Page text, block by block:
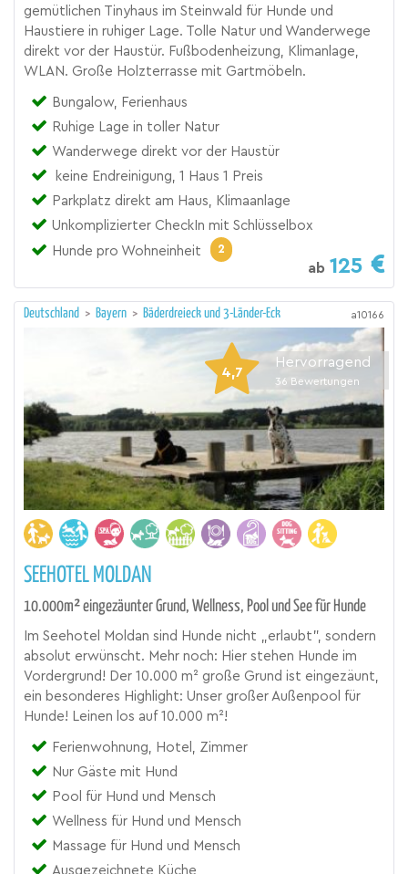
gemütlichen Tinyhaus im Steinwald für Hunde und
Haustiere in ruhiger Lage. Tolle Natur und Wanderwege
direkt vor der Haustür. Fußbodenheizung, Klimanlage,
WLAN. Große Holzterrasse mit Gartmöbeln.
Bungalow, Ferienhaus
Ruhige Lage in toller Natur
Wanderwege direkt vor der Haustür
keine Endreinigung, 1 Haus 1 Preis
Parkplatz direkt am Haus, Klimaanlage
Unkomplizierter CheckIn mit Schlüsselbox
Hunde pro Wohneinheit
2
ab 125
Deutschland > Bayern > Bäderdreieck und 3-Länder-Eck a10166
4,7
Hervorragend
36 Bewertungen
SEEHOTEL MOLDAN
10.000m² eingezäunter Grund, Wellness, Pool und See für Hunde
Im Seehotel Moldan sind Hunde nicht „erlaubt", sondern
absolut erwünscht. Mehr noch: Hier stehen Hunde im
Vordergrund! Der 10.000 m² große Grund ist eingezäunt,
ein besonderes Highlight: Unser großer Außenpool für
Hunde! Leinen los auf 10.000 m²!
Ferienwohnung, Hotel, Zimmer
Nur Gäste mit Hund
Pool für Hund und Mensch
Wellness für Hund und Mensch
Massage für Hund und Mensch
Ausgezeichnete Küche